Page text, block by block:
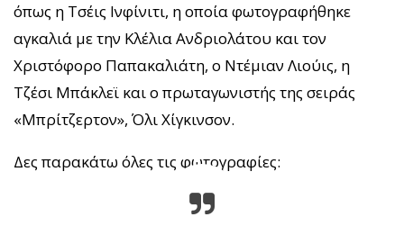
όπως η Τσέις Ινφίνιτι, η οποία φωτογραφήθηκε
αγκαλιά με την Κλέλια Ανδριολάτου και τον
Χριστόφορο Παπακαλιάτη, ο Ντέμιαν Λιούις, η
Τζέσι Μπάκλεϊ και ο πρωταγωνιστής της σειράς
«Μπρίτζερτον», Όλι Χίγκινσον.
Δες παρακάτω όλες τις φωτογραφίες: